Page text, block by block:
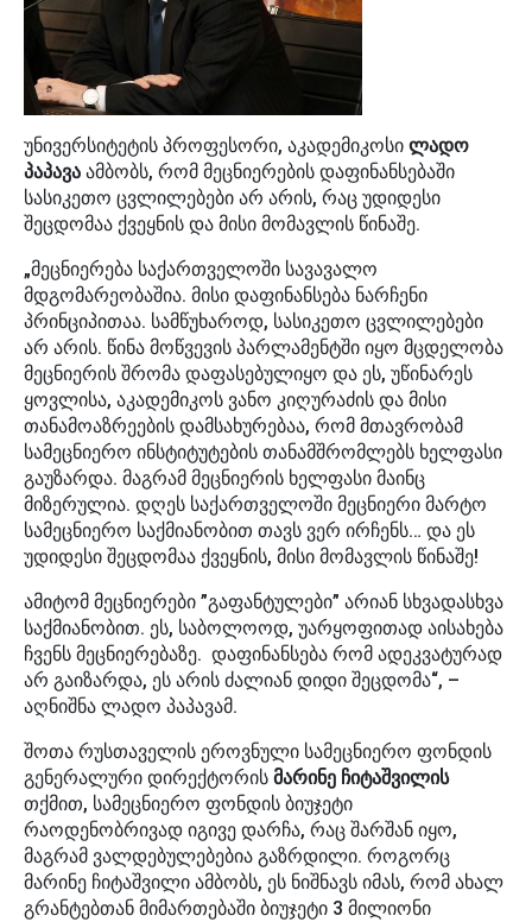
უნივერსიტეტის პროფესორი, აკადემიკოსი ლადო
პაპავა ამბობს, რომ მეცნიერების დაფინანსებაში
სასიკეთო ცვლილებები არ არის, რაც უდიდესი
შეცდომაა ქვეყნის და მისი მომავლის წინაშე.
„მეცნიერება საქართველოში სავავალო
მდგომარეობაშია. მისი დაფინანსება ნარჩენი
პრინციპითაა. სამწუხაროდ, სასიკეთო ცვლილებები
არ არის. წინა მოწვევის პარლამენტში იყო მცდელობა
მეცნიერის შრომა დაფასებულიყო და ეს, უწინარეს
ყოვლისა, აკადემიკოს ვანო კიღურაძის და მისი
თანამოაზრეების დამსახურებაა, რომ მთავრობამ
სამეცნიერო ინსტიტუტების თანამშრომლებს ხელფასი
გაუზარდა. მაგრამ მეცნიერის ხელფასი მაინც
მიზერულია. დღეს საქართველოში მეცნიერი მარტო
სამეცნიერო საქმიანობით თავს ვერ ირჩენს… და ეს
უდიდესი შეცდომაა ქვეყნის, მისი მომავლის წინაშე!
ამიტომ მეცნიერები ”გაფანტულები” არიან სხვადასხვა
საქმიანობით. ეს, საბოლოოდ, უარყოფითად აისახება
ჩვენს მეცნიერებაზე. დაფინანსება რომ ადეკვატურად
არ გაიზარდა, ეს არის ძალიან დიდი შეცდომა“, –
აღნიშნა ლადო პაპავამ.
შოთა რუსთაველის ეროვნული სამეცნიერო ფონდის
გენერალური დირექტორის მარინე ჩიტაშვილის
თქმით, სამეცნიერო ფონდის ბიუჯეტი
რაოდენობრივად იგივე დარჩა, რაც შარშან იყო,
მაგრამ ვალდებულებებია გაზრდილი. როგორც
მარინე ჩიტაშვილი ამბობს, ეს ნიშნავს იმას, რომ ახალ
გრანტებთან მიმართებაში ბიუჯეტი 3 მილიონი